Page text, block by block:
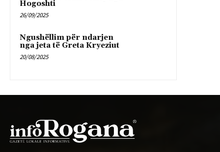
Hogoshti
26/09/2025
Ngushëllim për ndarjen
nga jeta të Greta Kryeziut
20/08/2025